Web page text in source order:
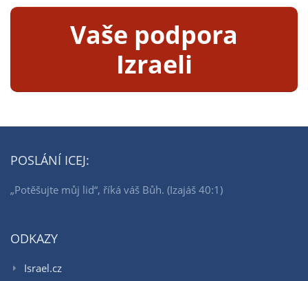
Vaše podpora
Izraeli
POSLÁNÍ ICEJ:
„Potěšujte můj lid“, říká váš Bůh. (Izajáš 40:1)
ODKAZY
Israel.cz